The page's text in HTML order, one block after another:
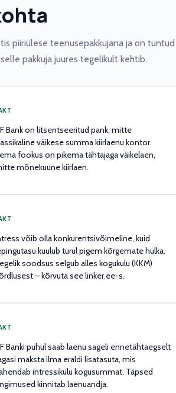
piiriülese teenusepakkujana ja on tuntud
pakkuja juures tegelikult kehtib.
Bank on litsentseeritud pank, mitte
väikese summa kiirlaenu kontor.
fookus on pikema tähtajaga väikelaen,
mõnekuune kiirlaen.
võib olla konkurentsivõimeline, kuid
kuulub turul pigem kõrgemate hulka.
soodsus selgub alles kogukulu (KKM)
– kõrvuta see linker.ee-s.
Banki puhul saab laenu sageli ennetähtaegselt
maksta ilma eraldi lisatasuta, mis
intressikulu kogusummat. Täpsed
kinnitab laenuandja.